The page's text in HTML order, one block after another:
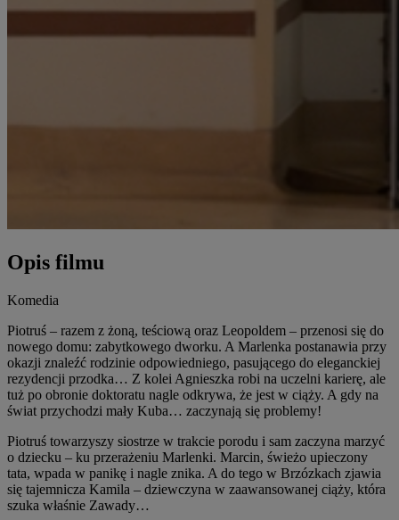
Opis filmu
Komedia
Piotruś – razem z żoną, teściową oraz Leopoldem – przenosi się do
nowego domu: zabytkowego dworku. A Marlenka postanawia przy
okazji znaleźć rodzinie odpowiedniego, pasującego do eleganckiej
rezydencji przodka… Z kolei Agnieszka robi na uczelni karierę, ale
tuż po obronie doktoratu nagle odkrywa, że jest w ciąży. A gdy na
świat przychodzi mały Kuba… zaczynają się problemy!
Piotruś towarzyszy siostrze w trakcie porodu i sam zaczyna marzyć
o dziecku – ku przerażeniu Marlenki. Marcin, świeżo upieczony
tata, wpada w panikę i nagle znika. A do tego w Brzózkach zjawia
się tajemnicza Kamila – dziewczyna w zaawansowanej ciąży, która
szuka właśnie Zawady…